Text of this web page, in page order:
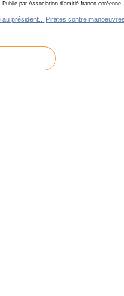
Publié par Association d'amitié franco-coréenne -
président... Pirates contre